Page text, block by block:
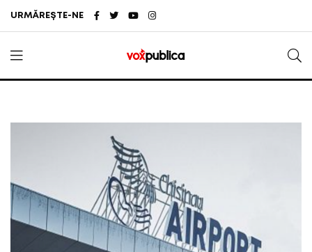
URMĂREȘTE-NE